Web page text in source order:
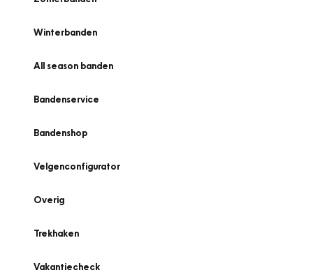
Winterbanden
All season banden
Bandenservice
Bandenshop
Velgenconfigurator
Overig
Trekhaken
Vakantiecheck